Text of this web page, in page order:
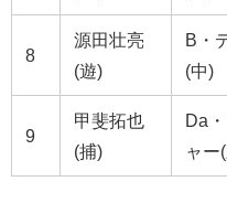
8
源田壮亮
(遊)
B・
(中)
9
甲斐拓也
(捕)
Da
ャー